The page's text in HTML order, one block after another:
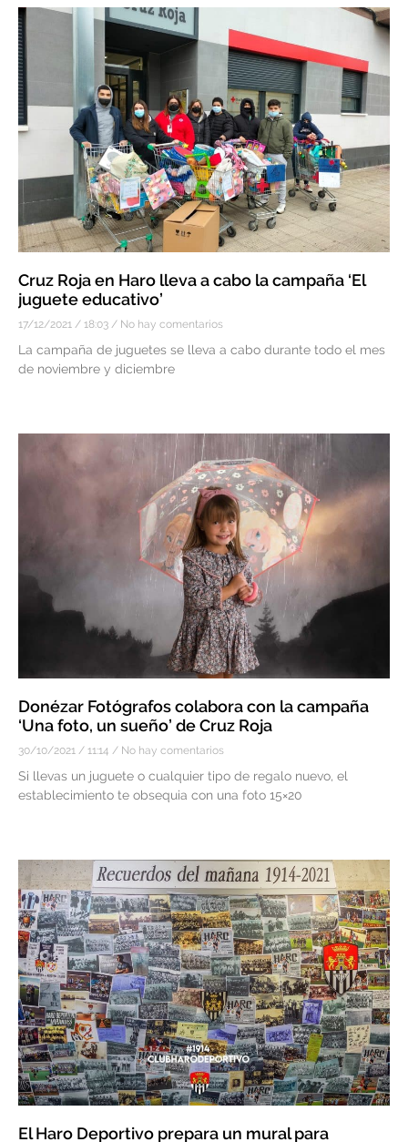
Cruz Roja en Haro lleva a cabo la campaña ‘El
juguete educativo’
17/12/2021 18:03 No hay comentarios
La campaña de juguetes se lleva a cabo durante todo el mes
de noviembre y diciembre
Donézar Fotógrafos colabora con la campaña
‘Una foto, un sueño’ de Cruz Roja
30/10/2021 11:14 No hay comentarios
Si llevas un juguete o cualquier tipo de regalo nuevo, el
establecimiento te obsequia con una foto 15×20
El Haro Deportivo prepara un mural para